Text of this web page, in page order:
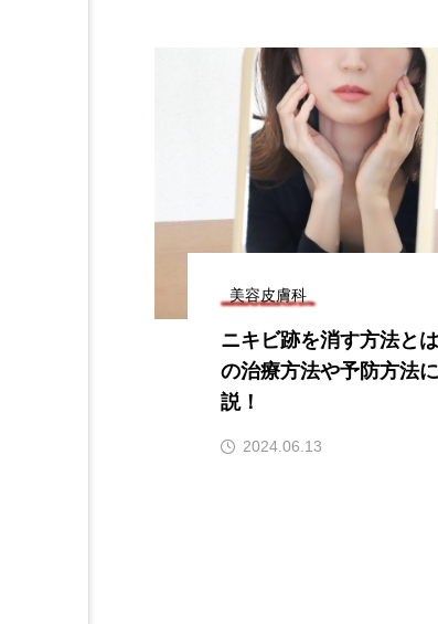
美容皮膚科
ニキビ跡を消す方法と
の治療方法や予防方法
説！
2024.06.13